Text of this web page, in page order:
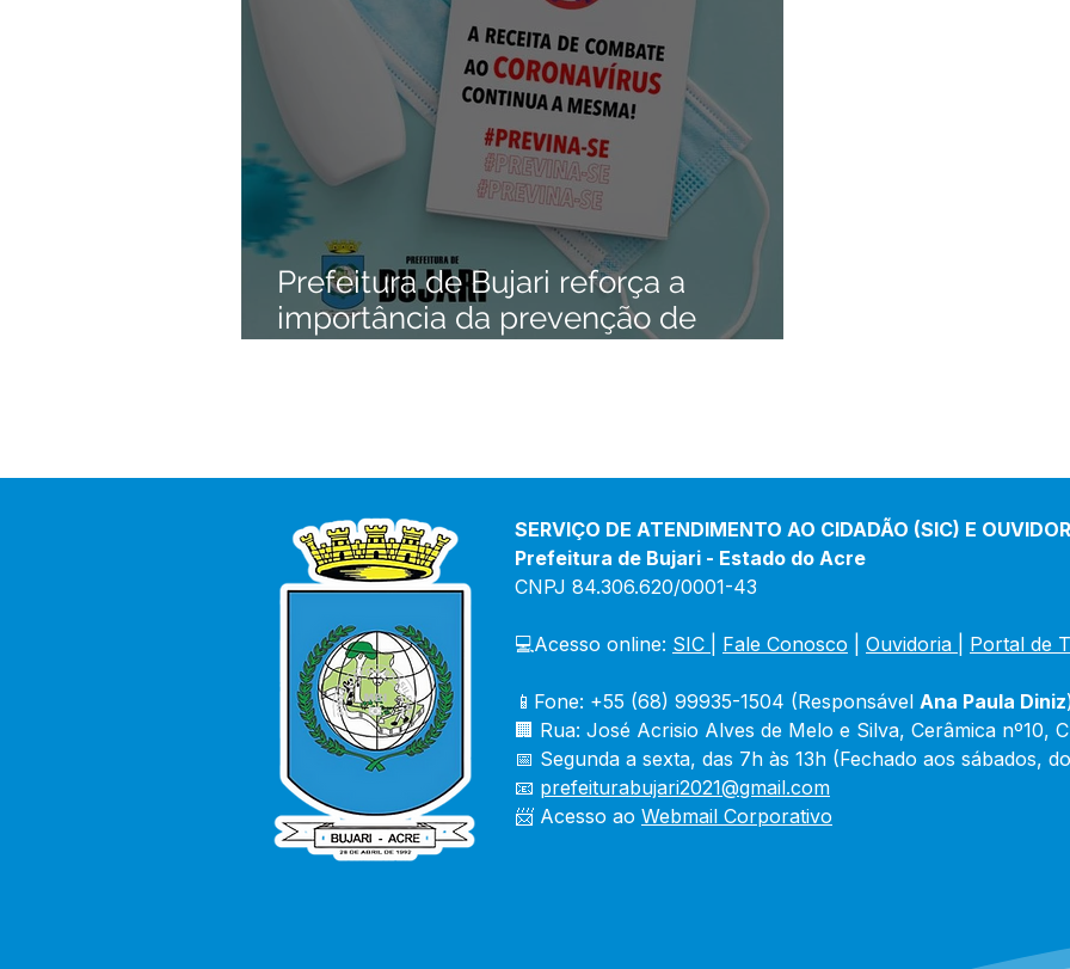
Comunicados e Avisos Emenda Parlamentar
Esporte Defesa civil No gabinete Esporte
Cidadania Expo Bujari 2026
Prefeitura de Bujari reforça a
importância da prevenção de
SERVIÇO DE ATENDIMENTO AO CIDADÃO (SIC) E
Prefeitura de Bujari - Estado do Acre
CNPJ 84.306.620/0001-43
💻Acesso online: SIC Fale Conosco Ouvidoria Portal de
📱Fone: +55 (68) 99935-1504 (Responsável Ana Paula Diniz
🏢 Rua: José Acrisio Alves de Melo e Silva, Cerâmica nº10,
📅 Segunda a sexta, das 7h às 13h (Fechado aos sábados,
📧 prefeiturabujari2021@gmail.com
📨 Acesso ao Webmail Corporativo